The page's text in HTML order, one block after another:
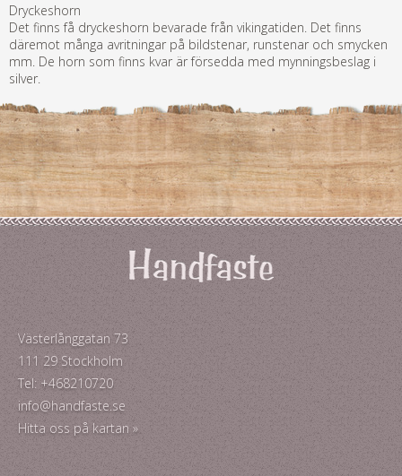
Dryckeshorn
Det finns få dryckeshorn bevarade från vikingatiden. Det finns
däremot många avritningar på bildstenar, runstenar och smycken
mm. De horn som finns kvar är försedda med mynningsbeslag i
silver.
Västerlånggatan 73
111 29 Stockholm
Tel: +468210720
info@handfaste.se
Hitta oss på kartan »